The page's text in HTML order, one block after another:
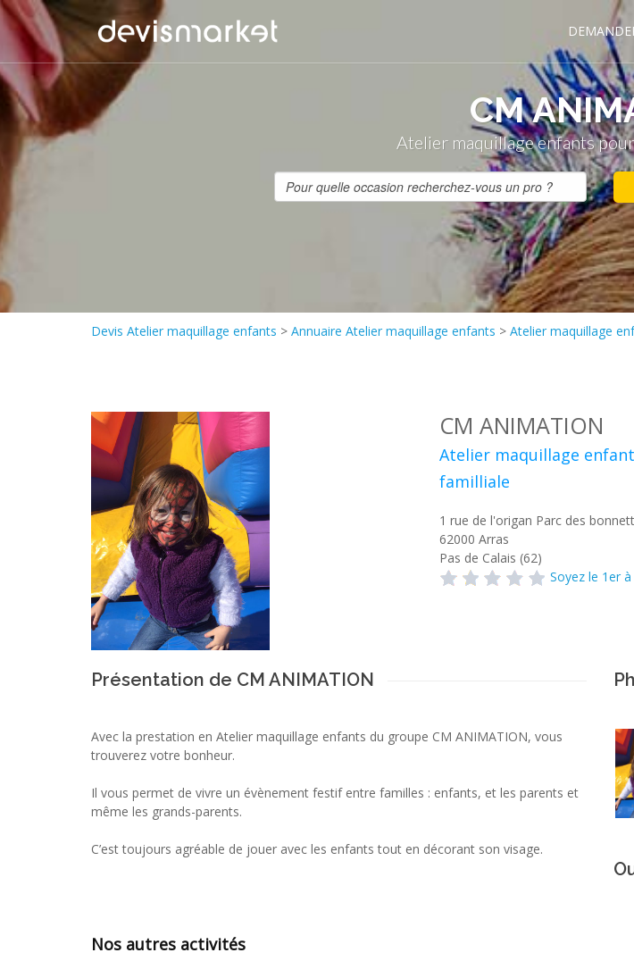
CM
Atelier maquillage enfants
Devis Atelier maquillage enfants > Annuaire Atelier maquillage enfants > Atelier maquillage
CM ANIMATION
Atelier maquillage
familliale
1 rue de l'origan Parc des
62000 Arras
Pas de Calais (62)
Soyez le 1er
Présentation de CM ANIMATION
Avec la prestation en Atelier maquillage enfants du groupe CM ANIMATION, vous
trouverez votre bonheur.
Il vous permet de vivre un évènement festif entre familles : enfants, et les parents et
même les grands-parents.
C’est toujours agréable de jouer avec les enfants tout en décorant son visage.
Nos autres activités